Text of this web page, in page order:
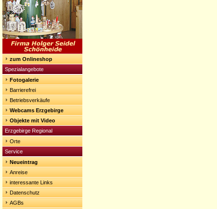
zum Onlineshop
Spezialangebote
Fotogalerie
Barrierefrei
Betriebsverkäufe
Webcams Erzgebirge
Objekte mit Video
Erzgebirge Regional
Orte
Service
Neueintrag
Anreise
interessante Links
Datenschutz
AGBs